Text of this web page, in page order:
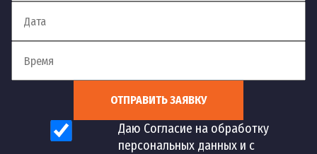
ОТПРАВИТЬ ЗАЯВКУ
Даю Согласие на обработку
персональных данных и с